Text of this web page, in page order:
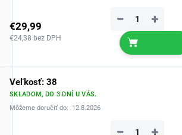
€29,99
€24,38 bez DPH
+
−
Veľkosť: 38
SKLADOM, DO 3 DNÍ U VÁS.
Môžeme doručiť do:
12.8.2026